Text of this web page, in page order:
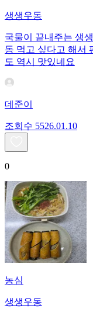
생생우동
국물이 끝내주는 생
동 먹고 싶다고 해서
도 역시 맛있네요
데준이
조회수 5526.01.10
0
농심
생생우동